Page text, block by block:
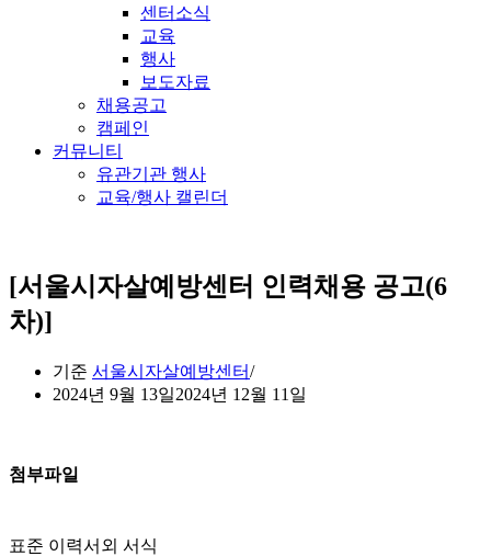
센터소식
교육
행사
보도자료
채용공고
캠페인
커뮤니티
유관기관 행사
교육/행사 캘린더
[서울시자살예방센터 인력채용 공고(6
차)]
기준 서울시자살예방센터
2024년 9월 13일2024년 12월 11일
첨부파일
표준 이력서외 서식